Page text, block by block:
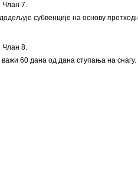
Члан 7.
субвенције на основу
Члан 8.
60 дана од дана ступања на снагу.